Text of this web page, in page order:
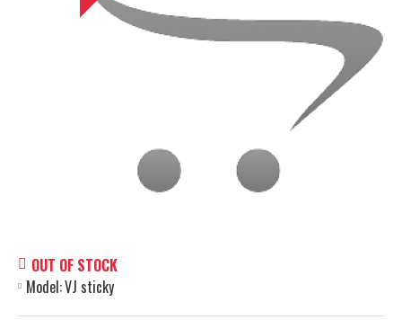
OUT OF STOCK
Model:VJ sticky